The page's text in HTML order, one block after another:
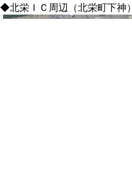
◆北栄ＩＣ周辺（北栄町下神）